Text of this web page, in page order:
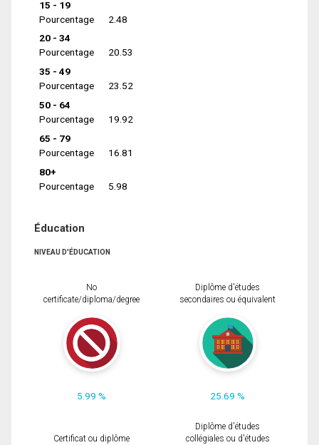
15 - 19
Pourcentage
2.48
20 - 34
Pourcentage
20.53
35 - 49
Pourcentage
23.52
50 - 64
Pourcentage
19.92
65 - 79
Pourcentage
16.81
80+
Pourcentage
5.98
Éducation
NIVEAU D'ÉDUCATION
No
certificate/diploma/degree
5.99 %
Diplôme d'études
secondaires ou équivalent
25.69 %
Certificat ou diplôme
Diplôme d'études
collégiales ou d'études